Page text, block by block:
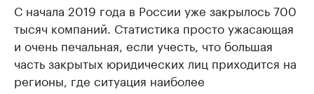
С начала 2019 года в России уже закрылось 700
тысяч компаний. Статистика просто ужасающая
и очень печальная, если учесть, что большая
часть закрытых юридических лиц приходится на
регионы, где ситуация наиболее